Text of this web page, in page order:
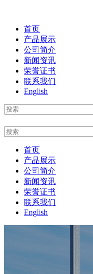
首页
产品展示
公司简介
新闻资讯
荣誉证书
联系我们
English
首页
产品展示
公司简介
新闻资讯
荣誉证书
联系我们
English